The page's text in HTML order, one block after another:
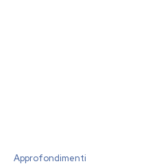
Approfondimenti